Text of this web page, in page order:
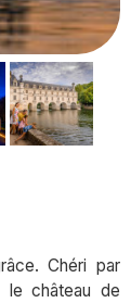
Chéri par
le château de